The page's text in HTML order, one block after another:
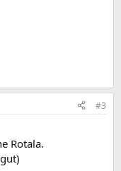
#3
Rotala.